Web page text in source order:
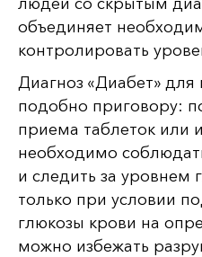
объединяет
контролировать
Диагноз «Диабет» для
подобно приговору:
приема таблеток или
необходимо
и следить за уровнем
только при условии
глюкозы крови на
можно избежать